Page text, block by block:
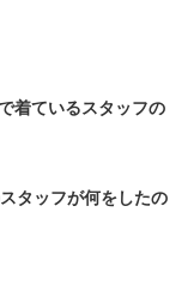
着ているスタッフの
タッフが何をしたの